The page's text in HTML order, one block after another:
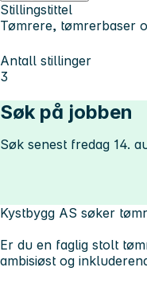
Stillingstittel
Tømrere, tømrerbaser
Antall stillinger
3
Søk på jobben
Søk senest fredag 14.
Kystbygg AS søker
Er du en faglig stolt
ambisiøst og